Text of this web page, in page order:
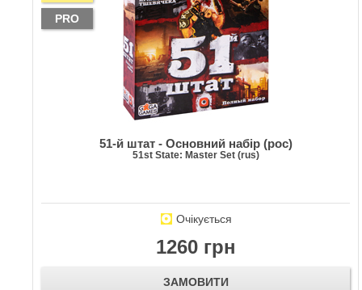
PRO
51-й штат - Основний набір (рос)
51st State: Master Set (rus)
Очікується
1260 грн
ЗАМОВИТИ